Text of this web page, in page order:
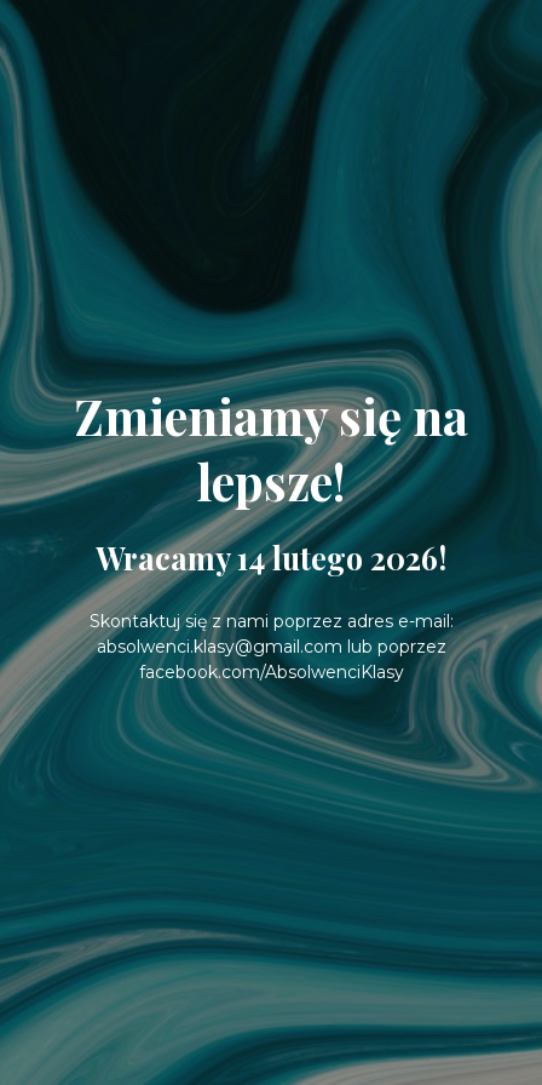
Zmieniamy się na
lepsze!
Wracamy 14 lutego 2026!
Skontaktuj się z nami poprzez adres e-mail:
absolwenci.klasy@gmail.com lub poprzez
facebook.com/AbsolwenciKlasy